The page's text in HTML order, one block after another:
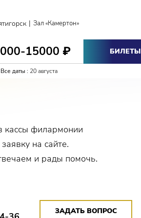
и
| Зал «Камертон»
15000 ₽ БИЛЕТЫ
Все даты : 20 августа
кассы филармонии
на сайте.
и рады помочь.
ЗАДАТЬ ВОПРОС